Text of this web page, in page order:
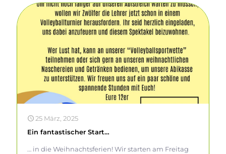
25 März, 2025
Ein fantastischer Start…
… in die Weihnachtsferien! Wir starten am Freitag